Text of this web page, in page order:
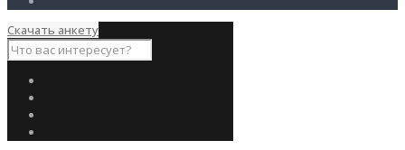
Скачать анкету